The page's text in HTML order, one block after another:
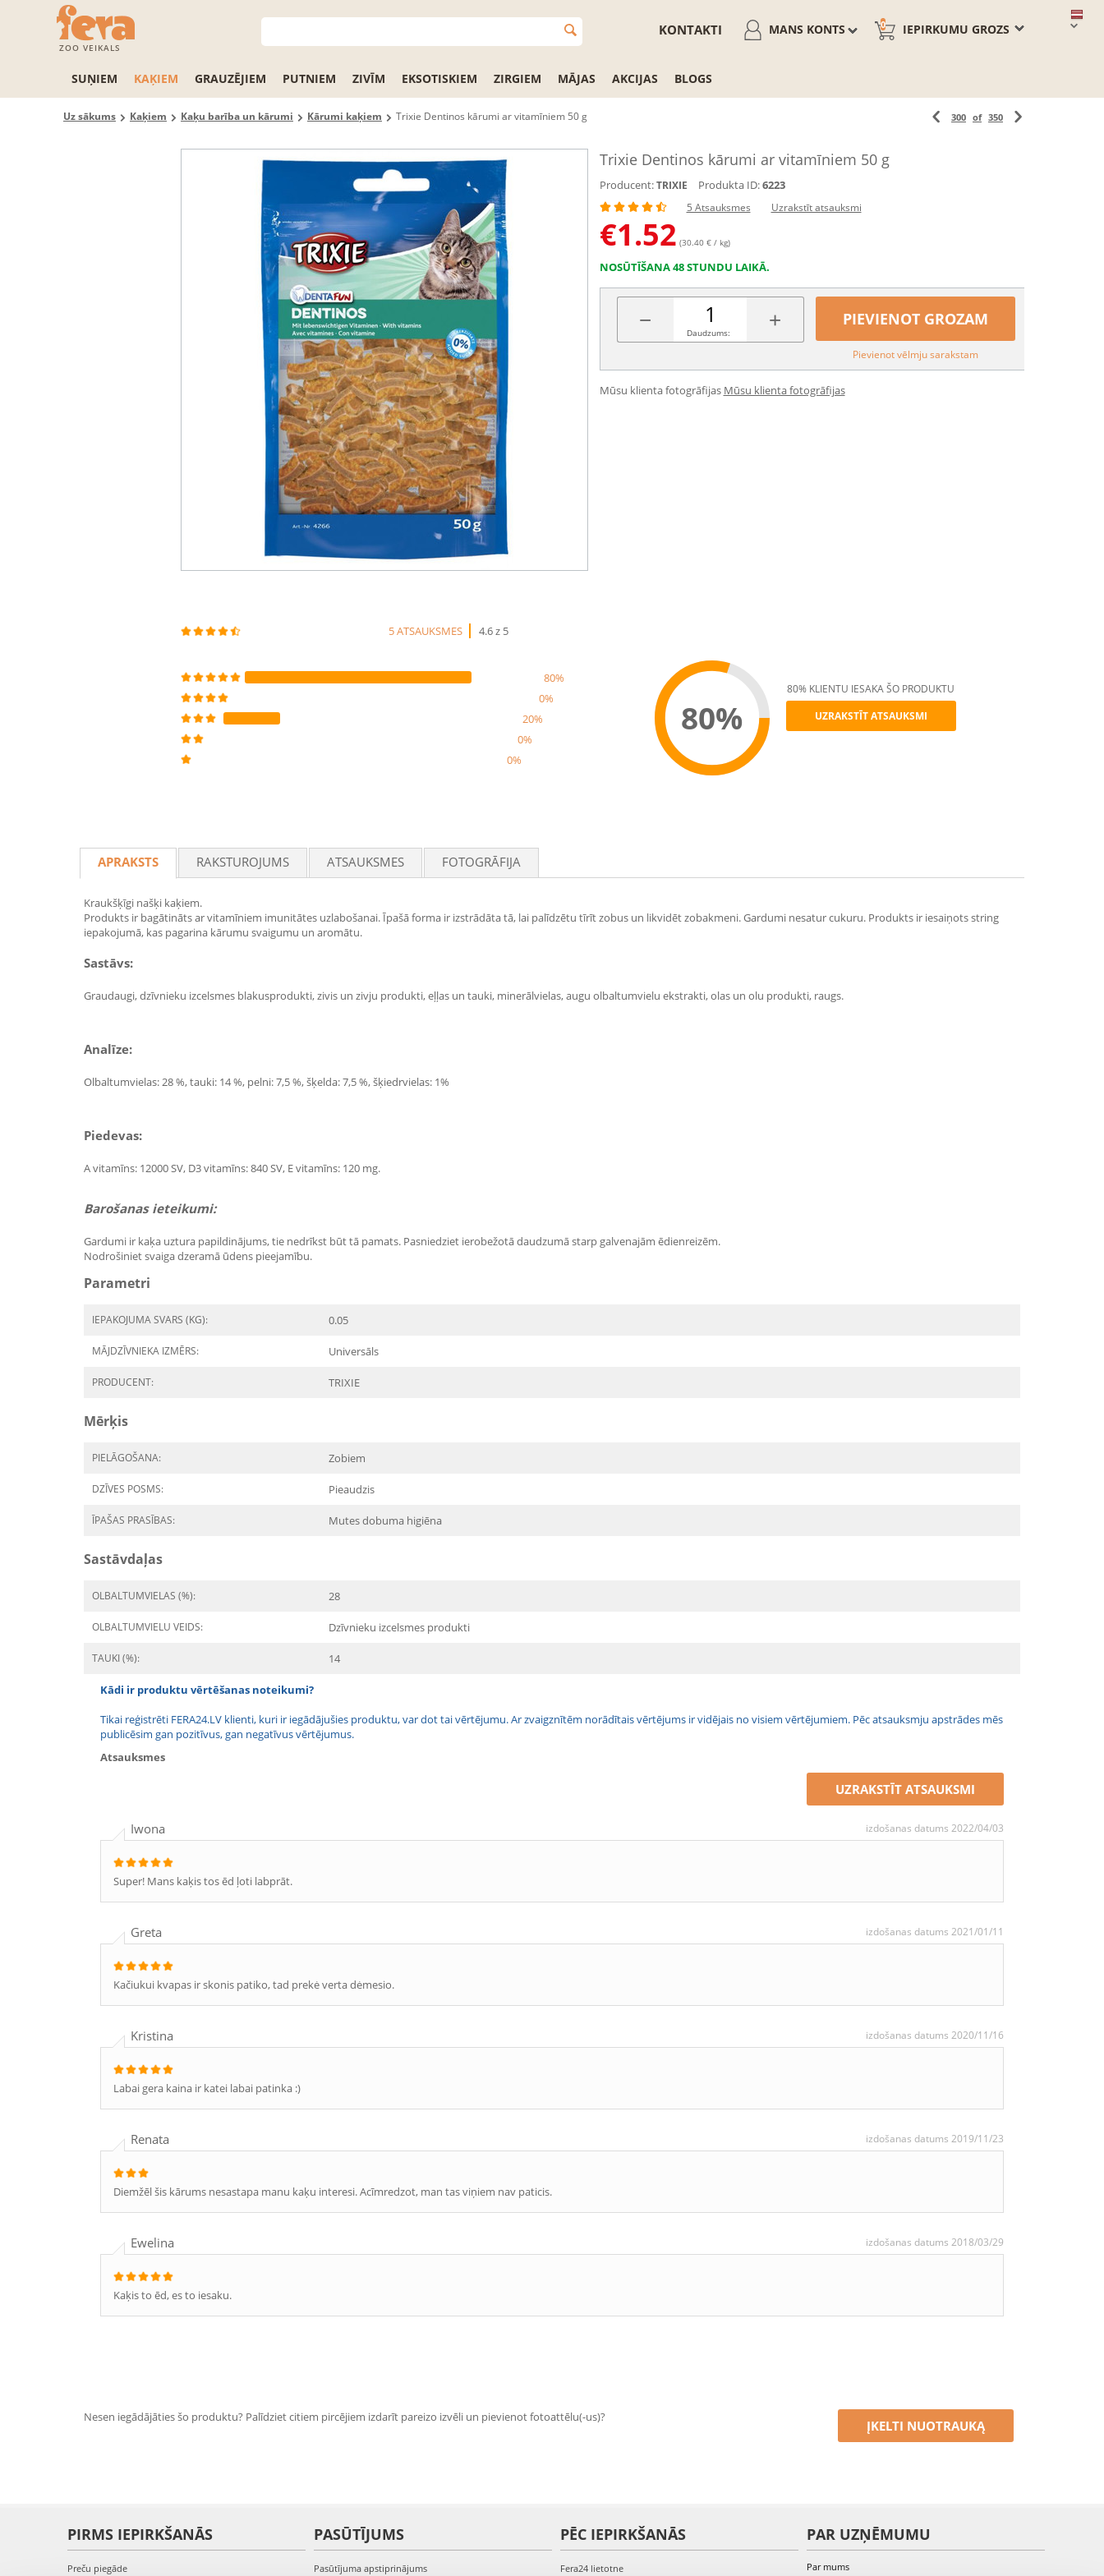
ZOO VEIKALS
IEPIRKUMU GROZS
0
MANS KONTS
KONTAKTI
SUŅIEM KAĶIEM GRAUZĒJIEM PUTNIEM ZIVĪM EKSOTISKIEM ZIRGIEM MĀJAS AKCIJAS BLOGS
Uz sākums Kaķiem Kaķu barība un kārumi Kārumi kaķiem Trixie Dentinos kārumi ar vitamīniem 50 g 300 of 350
Trixie Dentinos kārumi ar vitamīniem 50 g
Producent: TRIXIE Produkta ID:6223
5 Atsauksmes Uzrakstīt atsauksmi
€1.52 (30.40 € / kg)
NOSŪTĪŠANA 48 STUNDU LAIKĀ.
− +
Daudzums:
PIEVIENOT GROZAM
Pievienot vēlmju sarakstam
Mūsu klienta fotogrāfijas Mūsu klienta fotogrāfijas
5 ATSAUKSMES 4.6 z 5
80%
0%
20%
0%
0%
80%
80% KLIENTU IESAKA ŠO PRODUKTU
UZRAKSTĪT ATSAUKSMI
APRAKSTS RAKSTUROJUMS ATSAUKSMES FOTOGRĀFIJA
Kraukšķīgi našķi kaķiem.
Produkts ir bagātināts ar vitamīniem imunitātes uzlabošanai. Īpašā forma ir izstrādāta tā, lai palīdzētu tīrīt zobus un likvidēt zobakmeni. Gardumi nesatur cukuru. Produkts ir iesaiņots string
iepakojumā, kas pagarina kārumu svaigumu un aromātu.
Sastāvs:
Graudaugi, dzīvnieku izcelsmes blakusprodukti, zivis un zivju produkti, eļļas un tauki, minerālvielas, augu olbaltumvielu ekstrakti, olas un olu produkti, raugs.
Analīze:
Olbaltumvielas: 28 %, tauki: 14 %, pelni: 7,5 %, šķelda: 7,5 %, šķiedrvielas: 1%
Piedevas:
A vitamīns: 12000 SV, D3 vitamīns: 840 SV, E vitamīns: 120 mg.
Barošanas ieteikumi:
Gardumi ir kaķa uztura papildinājums, tie nedrīkst būt tā pamats. Pasniedziet ierobežotā daudzumā starp galvenajām ēdienreizēm.
Nodrošiniet svaiga dzeramā ūdens pieejamību.
Parametri
IEPAKOJUMA SVARS (KG): 0.05
MĀJDZĪVNIEKA IZMĒRS: Universāls
PRODUCENT: TRIXIE
Mērķis
PIELĀGOŠANA: Zobiem
DZĪVES POSMS: Pieaudzis
ĪPAŠAS PRASĪBAS: Mutes dobuma higiēna
Sastāvdaļas
OLBALTUMVIELAS (%): 28
OLBALTUMVIELU VEIDS: Dzīvnieku izcelsmes produkti
TAUKI (%): 14
Kādi ir produktu vērtēšanas noteikumi?
Tikai reģistrēti FERA24.LV klienti, kuri ir iegādājušies produktu, var dot tai vērtējumu. Ar zvaigznītēm norādītais vērtējums ir vidējais no visiem vērtējumiem. Pēc atsauksmju apstrādes mēs
publicēsim gan pozitīvus, gan negatīvus vērtējumus.
Atsauksmes
UZRAKSTĪT ATSAUKSMI
Iwona izdošanas datums 2022/04/03
Super! Mans kaķis tos ēd ļoti labprāt.
Greta izdošanas datums 2021/01/11
Kačiukui kvapas ir skonis patiko, tad prekė verta dėmesio.
Kristina izdošanas datums 2020/11/16
Labai gera kaina ir katei labai patinka :)
Renata izdošanas datums 2019/11/23
Diemžēl šis kārums nesastapa manu kaķu interesi. Acīmredzot, man tas viņiem nav paticis.
Ewelina izdošanas datums 2018/03/29
Kaķis to ēd, es to iesaku.
Nesen iegādājāties šo produktu? Palīdziet citiem pircējiem izdarīt pareizo izvēli un pievienot fotoattēlu(-us)?
ĮKELTI NUOTRAUKĄ
PIRMS IEPIRKŠANĀS
Preču piegāde
PASŪTĪJUMS
Pasūtījuma apstiprinājums
PĒC IEPIRKŠANĀS
Fera24 lietotne
PAR UZŅĒMUMU
Par mums